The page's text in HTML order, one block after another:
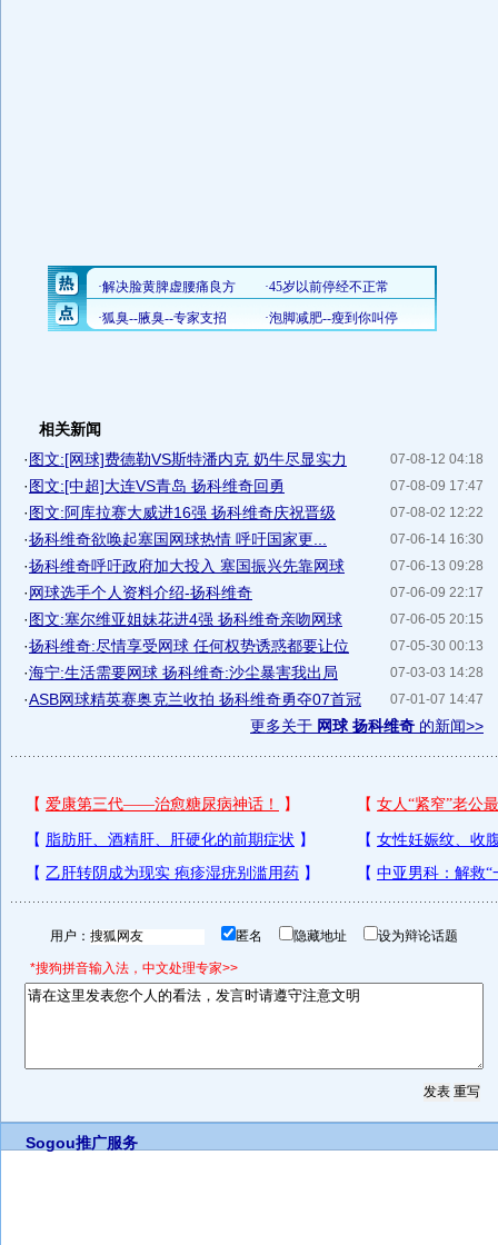
相关新闻
07-08-12 04:18
·图文:[网球]费德勒VS斯特潘内克 奶牛尽显实力
07-08-09 17:47
·图文:[中超]大连VS青岛 扬科维奇回勇
07-08-02 12:22
·图文:阿库拉赛大威进16强 扬科维奇庆祝晋级
07-06-14 16:30
·扬科维奇欲唤起塞国网球热情 呼吁国家更...
07-06-13 09:28
·扬科维奇呼吁政府加大投入 塞国振兴先靠网球
07-06-09 22:17
·网球选手个人资料介绍-扬科维奇
07-06-05 20:15
·图文:塞尔维亚姐妹花进4强 扬科维奇亲吻网球
07-05-30 00:13
·扬科维奇:尽情享受网球 任何权势诱惑都要让位
07-03-03 14:28
·海宁:生活需要网球 扬科维奇:沙尘暴害我出局
07-01-07 14:47
·ASB网球精英赛奥克兰收拍 扬科维奇勇夺07首冠
更多关于 网球 扬科维奇 的新闻>>
用户： 匿名 隐藏地址 设为辩论话题
*搜狗拼音输入法，中文处理专家>>
Sogou推广服务